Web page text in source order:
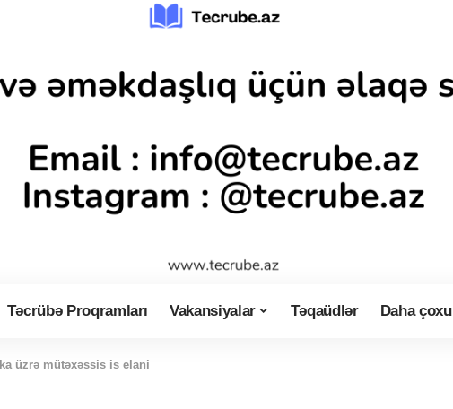
Təcrübə Proqramları Vakansiyalar Təqaüdlər Daha çoxu
üzrə mütəxəssis is elani